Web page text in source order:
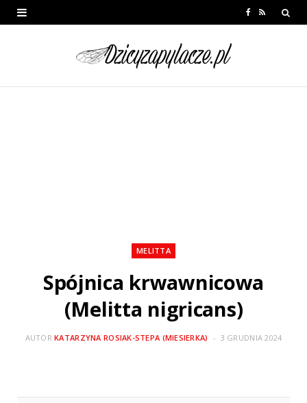
e
R
MELITTA
Spójnica krwawnicowa
(Melitta nigricans)
AUTOR KATARZYNA ROSIAK-STEPA (MIESIERKA) 3 GRUDNIA 2024